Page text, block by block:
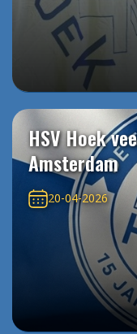
HSV Hoek
Amsterdam
20-04-2026